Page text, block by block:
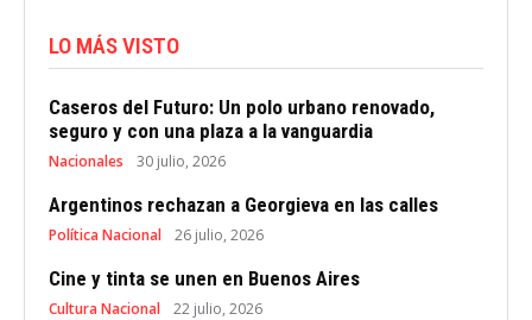
LO MÁS VISTO
Caseros del Futuro: Un polo urbano renovado,
seguro y con una plaza a la vanguardia
Nacionales 30 julio, 2026
Argentinos rechazan a Georgieva en las calles
Política Nacional 26 julio, 2026
Cine y tinta se unen en Buenos Aires
Cultura Nacional 22 julio, 2026